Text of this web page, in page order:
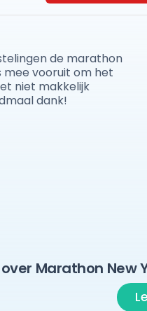
de marathon
mee vooruit om het
niet makkelijk
dank!
Marathon New